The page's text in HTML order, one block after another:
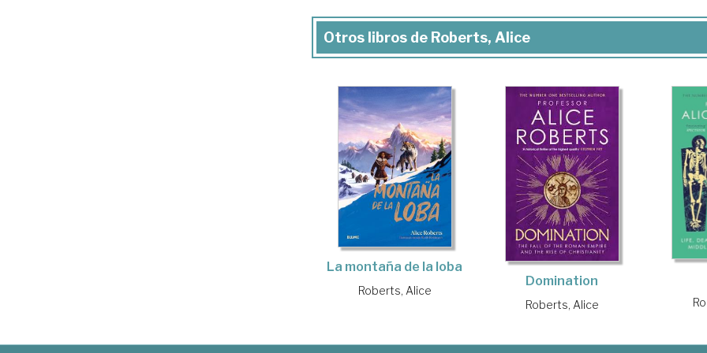
Otros libros de Roberts, Alice
La montaña de la loba
Roberts, Alice
Domination
Roberts, Alice